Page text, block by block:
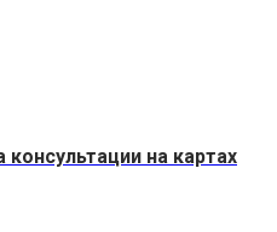
на картах